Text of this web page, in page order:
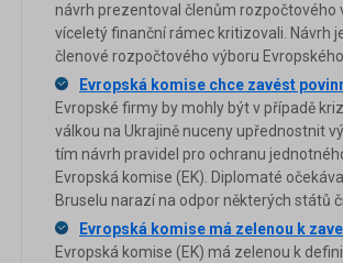
návrh prezentoval členům rozpočtového
víceletý finanční rámec kritizovali. Návrh
členové rozpočtového výboru
Evropská komise chce zavést
Evropské firmy by mohly být v případě
válkou na Ukrajině nuceny upřednostnit
tím návrh pravidel pro ochranu
Evropská komise (EK). Diplomaté
Bruselu narazí na odpor některých států
Evropská komise má zelenou k
Evropská komise (EK) má zelenou k